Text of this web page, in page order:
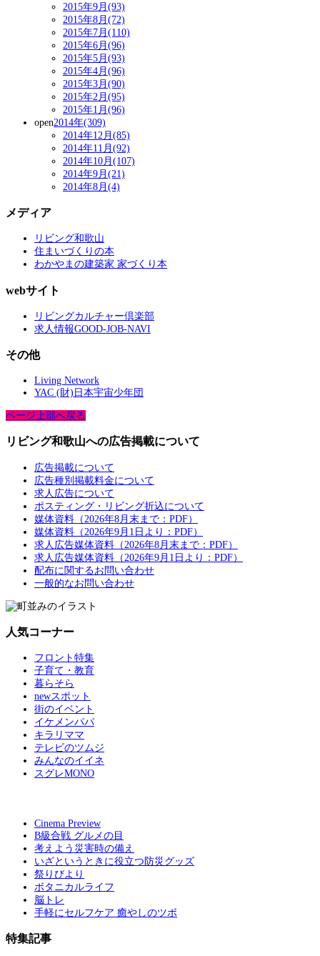
2015年9月(93)
2015年8月(72)
2015年7月(110)
2015年6月(96)
2015年5月(93)
2015年4月(96)
2015年3月(90)
2015年2月(95)
2015年1月(96)
open2014年(309)
2014年12月(85)
2014年11月(92)
2014年10月(107)
2014年9月(21)
2014年8月(4)
メディア
リビング和歌山
住まいづくりの本
わかやまの建築家 家づくり本
webサイト
リビングカルチャー倶楽部
求人情報GOOD-JOB-NAVI
その他
Living Network
YAC (財)日本宇宙少年団
ページ上部へ戻る
リビング和歌山への広告掲載について
広告掲載について
広告種別掲載料金について
求人広告について
ポスティング・リビング折込について
媒体資料（2026年8月末まで：PDF）
媒体資料（2026年9月1日より：PDF）
求人広告媒体資料（2026年8月末まで：PDF）
求人広告媒体資料（2026年9月1日より：PDF）
配布に関するお問い合わせ
一般的なお問い合わせ
人気コーナー
フロント特集
子育て・教育
暮らそら
newスポット
街のイベント
イケメンパパ
キラリママ
テレビのツムジ
みんなのイイネ
スグレMONO
Cinema Preview
B級合戦 グルメの目
考えよう災害時の備え
いざというときに役立つ防災グッズ
祭りびより
ボタニカルライフ
脳トレ
手軽にセルフケア 癒やしのツボ
特集記事